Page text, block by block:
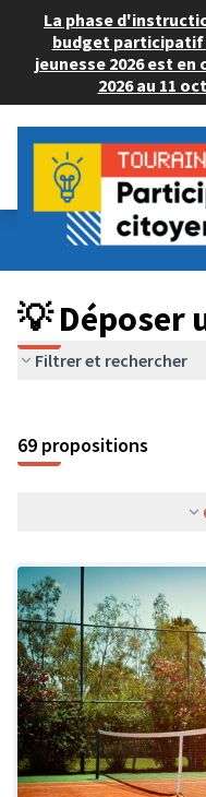
La phase
budget
jeunesse 2026 est en
2026 au 11
Budget Participatif
💡 Déposer un projet
💡 Déposer
Filtrer et rechercher
69 propositions